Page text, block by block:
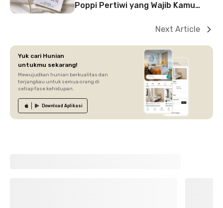
Poppi Pertiwi yang Wajib Kamu
Next Article
Yuk cari Hunian
untukmu sekarang!
Mewujudkan hunian berkualitas dan
terjangkau untuk semua orang di
setiap fase kehidupan.
Download Aplikasi